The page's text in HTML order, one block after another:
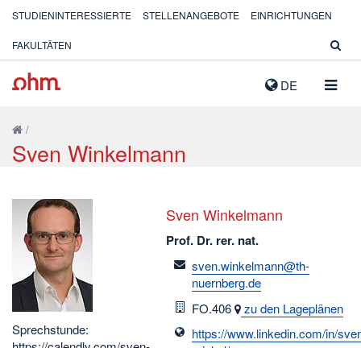
DE
STUDIENINTERESSIERTE STELLENANGEBOTE EINRICHTUNGEN
FAKULTÄTEN
/
Sven Winkelmann
Sprechstunde:
Sven Winkelmann
Prof. Dr. rer. nat.
email
sven.winkelmann@th-
nuernberg.de
Raum
FO.406 zu den Lageplänen
https://www.linkedin.com/in/